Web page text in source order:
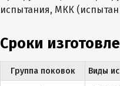
испытания, МКК
Сроки
Группа поковок
Виды